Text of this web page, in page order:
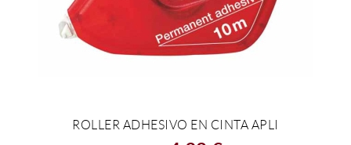
ROLLER ADHESIVO EN CINTA APLI